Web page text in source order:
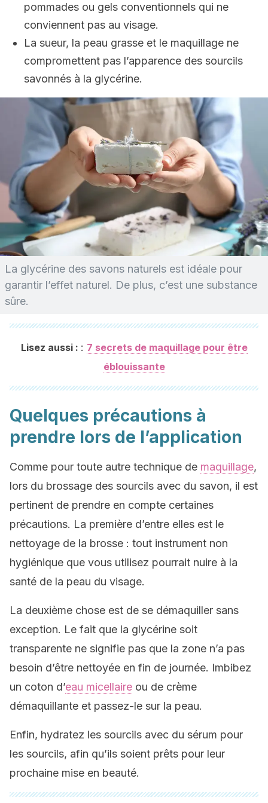
pommades ou gels conventionnels qui ne
conviennent pas au visage.
La sueur, la peau grasse et le maquillage ne
compromettent pas l’apparence des sourcils
savonnés à la glycérine.
La glycérine des savons naturels est idéale pour
garantir l’effet naturel. De plus, c’est une substance
sûre.
Lisez aussi : : 7 secrets de maquillage pour être
éblouissante
Quelques précautions à
prendre lors de l’application
Comme pour toute autre technique de maquillage,
lors du brossage des sourcils avec du savon, il est
pertinent de prendre en compte certaines
précautions. La première d’entre elles est le
nettoyage de la brosse : tout instrument non
hygiénique que vous utilisez pourrait nuire à la
santé de la peau du visage.
La deuxième chose est de se démaquiller sans
exception. Le fait que la glycérine soit
transparente ne signifie pas que la zone n’a pas
besoin d’être nettoyée en fin de journée. Imbibez
un coton d’eau micellaire ou de crème
démaquillante et passez-le sur la peau.
Enfin, hydratez les sourcils avec du sérum pour
les sourcils, afin qu’ils soient prêts pour leur
prochaine mise en beauté.